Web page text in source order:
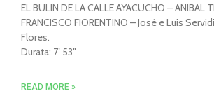
EL BULIN DE LA CALLE AYACUCHO – ANIBAL
FRANCISCO FIORENTINO – José e Luis
Flores.
Durata: 7′ 53″
READ MORE »